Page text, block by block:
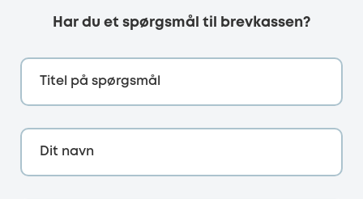
Har du et spørgsmål til brevkassen?
Titel på spørgsmål
Dit navn